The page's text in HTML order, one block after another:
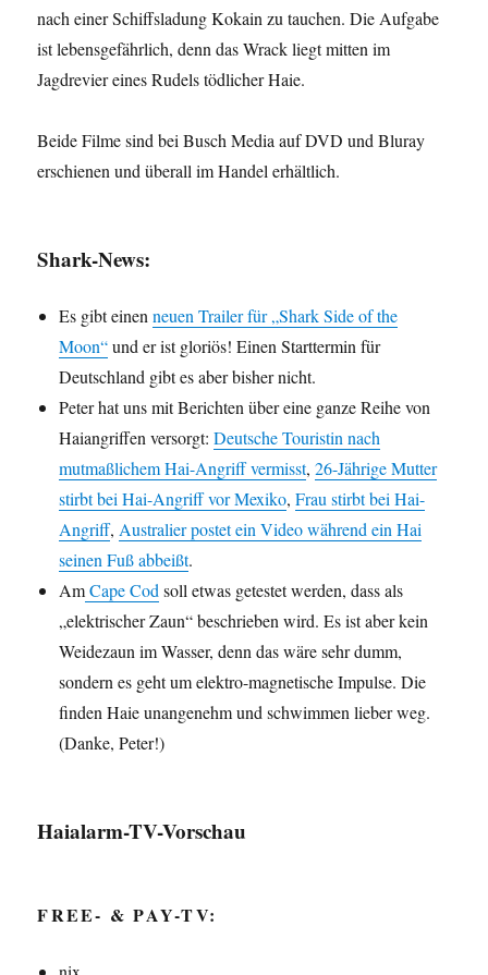
nach einer Schiffsladung Kokain zu tauchen. Die Aufgabe
ist lebensgefährlich, denn das Wrack liegt mitten im
Jagdrevier eines Rudels tödlicher Haie.
Beide Filme sind bei Busch Media auf DVD und Bluray
erschienen und überall im Handel erhältlich.
Shark-News:
Es gibt einenneuen Trailer für „Shark Side of the
Moon“und er ist gloriös! Einen Starttermin für
Deutschland gibt es aber bisher nicht.
Peter hat uns mit Berichten über eine ganze Reihe von
Haiangriffen versorgt:Deutsche Touristin nach
mutmaßlichem Hai-Angriff vermisst,26-Jährige Mutter
stirbt bei Hai-Angriff vor Mexiko,Frau stirbt bei Hai-
Angriff, Australier postet ein Video während ein Hai
seinen Fuß abbeißt.
AmCape Cod soll etwas getestet werden, dass als
„elektrischer Zaun“ beschrieben wird. Es ist aber kein
Weidezaun im Wasser, denn das wäre sehr dumm,
sondern es geht um elektro-magnetische Impulse. Die
finden Haie unangenehm und schwimmen lieber weg.
(Danke, Peter!)
Haialarm-TV-Vorschau
FREE- & PAY-TV: